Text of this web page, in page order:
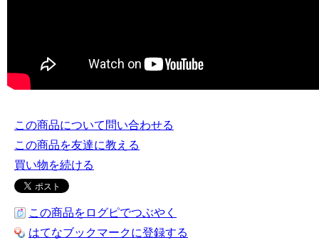
この商品について問い合わせる
この商品を友達に教える
買い物を続ける
この商品をログピでつぶやく
はてなブックマークに登録する